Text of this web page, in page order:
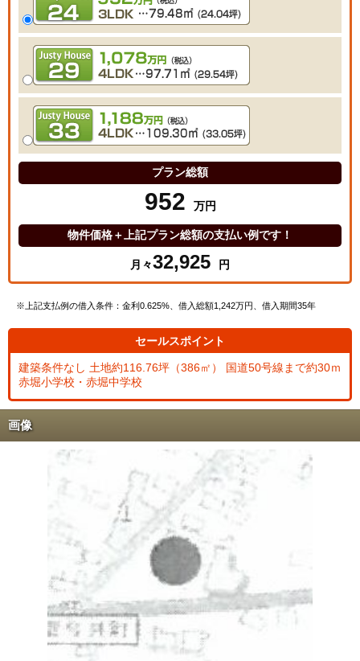
プラン総額
952 万円
物件価格＋上記プラン総額の支払い例です！
月々32,925 円
※上記支払例の借入条件：金利0.625%、借入総額1,242万円、借入期間35年
セールスポイント
建築条件なし 土地約116.76坪（386㎡） 国道50号線まで約30ｍ
赤堀小学校・赤堀中学校
画像